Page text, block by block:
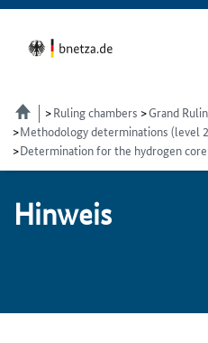
Ruling chambers
Grand
Methodology determinations (level
Determination for the hydrogen
Hin­weis